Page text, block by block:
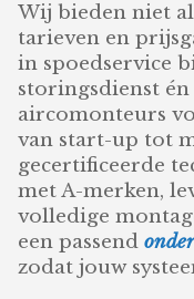
Wij bieden niet
tarieven en
in spoedservice
storingsdienst
aircomonteurs
van start-up tot
gecertificeerde
met A-merken,
volledige
een passend
zodat jouw